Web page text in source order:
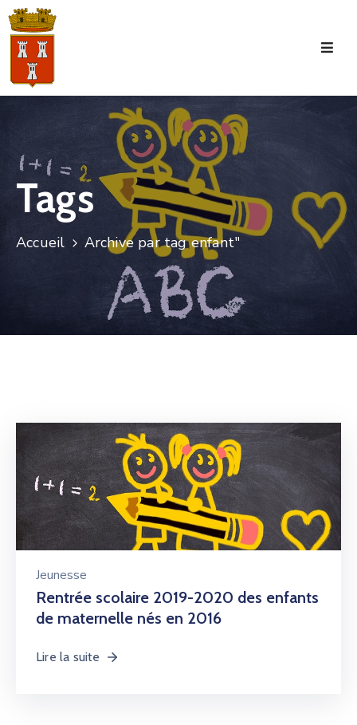
Accueil
Commune
Tourisme
Manifestations
Vie
Municipale
Tags
Accueil Archive par tag enfant"
Jeunesse
Rentrée scolaire 2019-2020 des enfants
de maternelle nés en 2016
Lire la suite